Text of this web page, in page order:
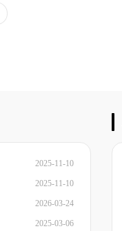
2025-11-10
2025-11-10
2026-03-24
2025-03-06